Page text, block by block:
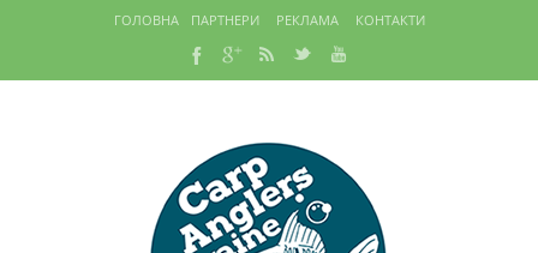
ГОЛОВНА ПАРТНЕРИ РЕКЛАМА КОНТАКТИ